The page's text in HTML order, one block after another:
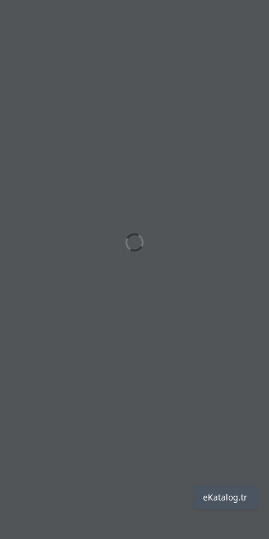
eKatalog.tr